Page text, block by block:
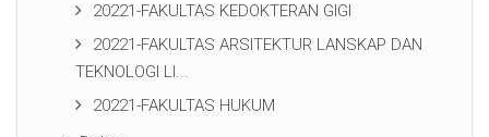
20221-FAKULTAS KEDOKTERAN GIGI
20221-FAKULTAS ARSITEKTUR LANSKAP DAN
TEKNOLOGI LI...
20221-FAKULTAS HUKUM